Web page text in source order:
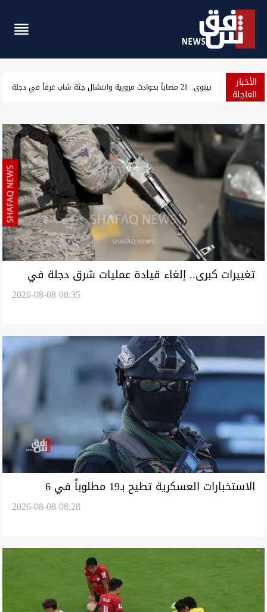
الأخبار
العاجلة حراك شمال البصرة يرفع 5 مطالب ويهدد بإغلاق الشوارع والحقول النفطية
تغييرات كبرى.. إلغاء قيادة عمليات شرق دجلة في
2026-08-08 08:35
الاستخبارات العسكرية تطيح بـ19 مطلوباً في 6
2026-08-08 08:28